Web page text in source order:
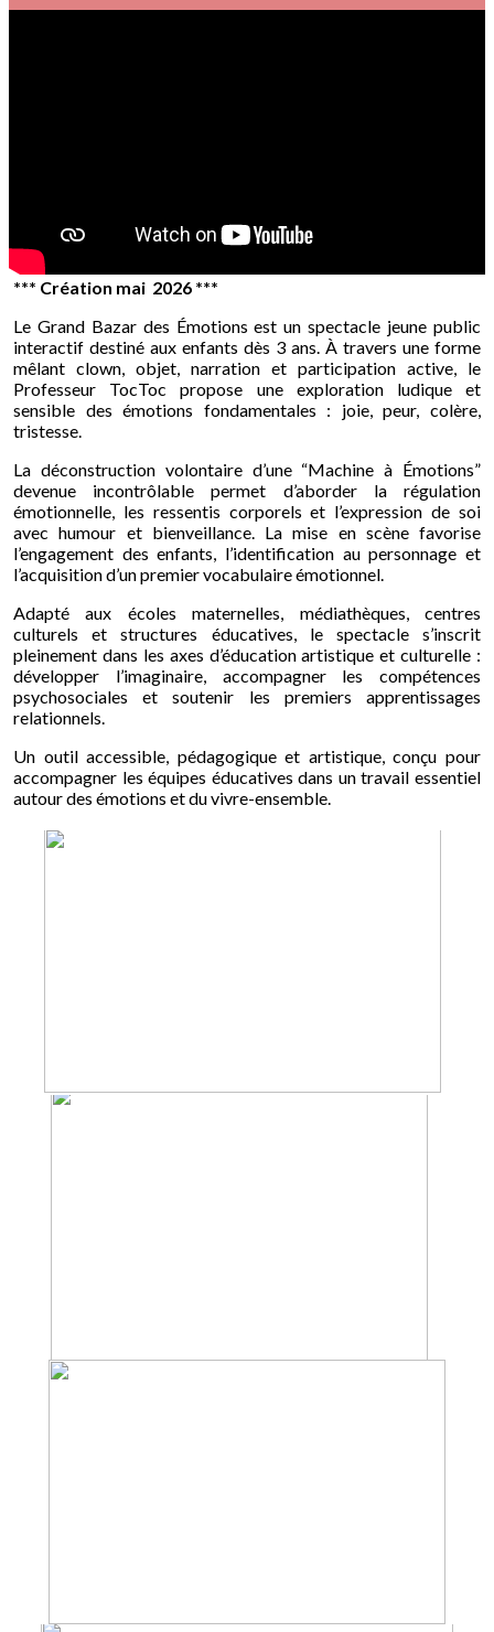
*** Création mai 2026 ***
Le Grand Bazar des Émotions est un spectacle jeune public
interactif destiné aux enfants dès 3 ans. À travers une forme
mêlant clown, objet, narration et participation active, le
Professeur TocToc propose une exploration ludique et
sensible des émotions fondamentales : joie, peur, colère,
tristesse.
La déconstruction volontaire d’une “Machine à Émotions”
devenue incontrôlable permet d’aborder la régulation
émotionnelle, les ressentis corporels et l’expression de soi
avec humour et bienveillance. La mise en scène favorise
l’engagement des enfants, l’identification au personnage et
l’acquisition d’un premier vocabulaire émotionnel.
Adapté aux écoles maternelles, médiathèques, centres
culturels et structures éducatives, le spectacle s’inscrit
pleinement dans les axes d’éducation artistique et culturelle :
développer l’imaginaire, accompagner les compétences
psychosociales et soutenir les premiers apprentissages
relationnels.
Un outil accessible, pédagogique et artistique, conçu pour
accompagner les équipes éducatives dans un travail essentiel
autour des émotions et du vivre-ensemble.